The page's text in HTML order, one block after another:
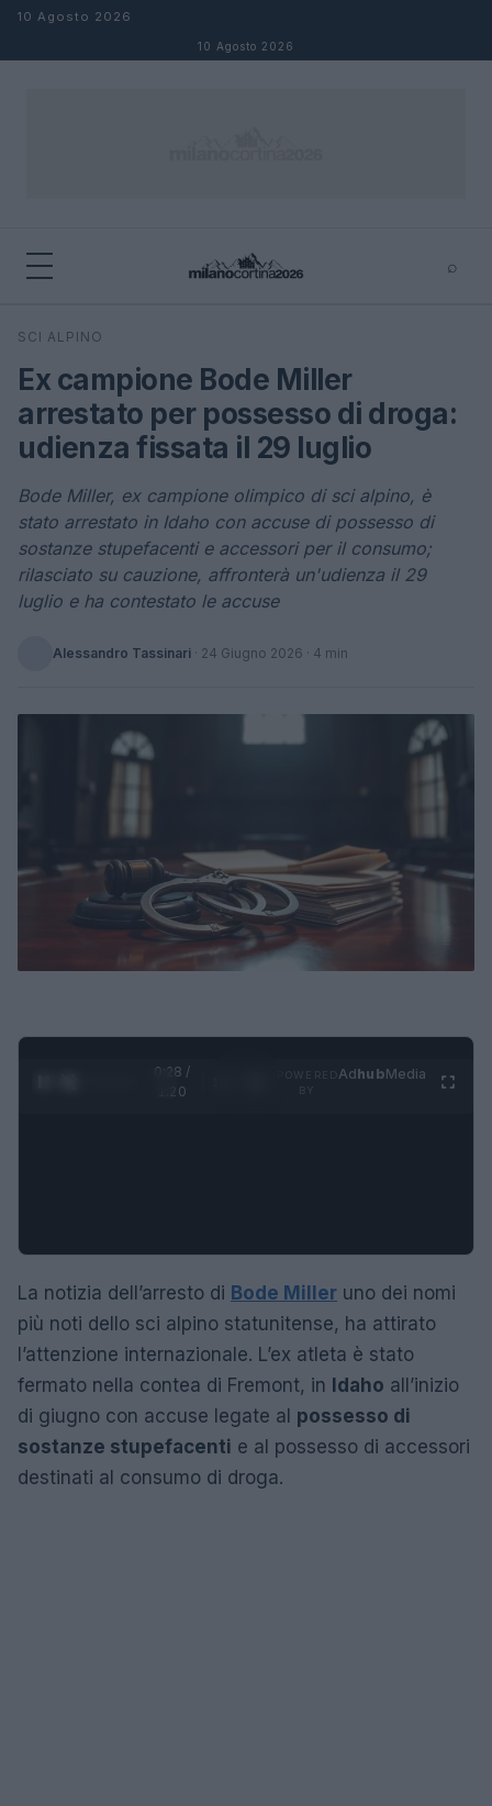
Salta al contenuto
10 Agosto 2026
10 Agosto 2026
⌕
Cerca
SCI ALPINO
Ex campione Bode Miller
arrestato per possesso di droga:
udienza fissata il 29 luglio
Bode Miller, ex campione olimpico di sci alpino, è
stato arrestato in Idaho con accuse di possesso di
sostanze stupefacenti e accessori per il consumo;
rilasciato su cauzione, affronterà un'udienza il 29
luglio e ha contestato le accuse
Alessandro Tassinari · 24 Giugno 2026 · 4 min
0:29 /
1:20
AdhubMedia
La notizia dell’arresto di Bode Miller uno dei nomi
più noti dello sci alpino statunitense, ha attirato
l’attenzione internazionale. L’ex atleta è stato
fermato nella contea di Fremont, in Idaho all’inizio
di giugno con accuse legate al possesso di
sostanze stupefacenti e al possesso di accessori
destinati al consumo di droga.